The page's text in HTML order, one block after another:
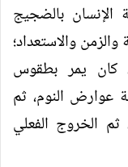
بالضجيج
والاستعداد؛
كان يمر بطقوس
عوارض النوم، ثم
ثم الخروج الفعلي